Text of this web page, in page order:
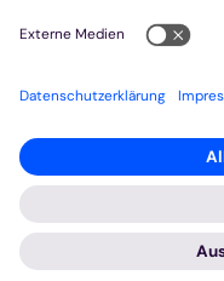
Kirchenzeitung
Amtsblatt
Meldestelle
2026 © Bistum